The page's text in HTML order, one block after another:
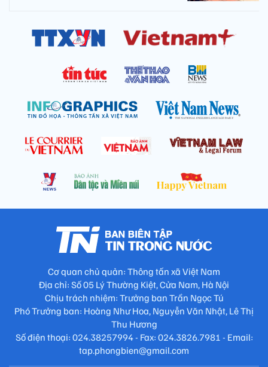
Cơ quan chủ quản: Thông tấn xã Việt Nam
Địa chỉ: Số 05 Lý Thường Kiệt, Cửa Nam, Hà Nội
Chịu trách nhiệm: Trưởng ban Trần Ngọc Tú
Phó Trưởng ban: Hoàng Như Hoa, Nguyễn Văn Nhật, Lê Thị
Thu Hương
Số điện thoại: 024.38257994 - Fax: 024.3826.7981 - Email:
tap.phongbien@gmail.com